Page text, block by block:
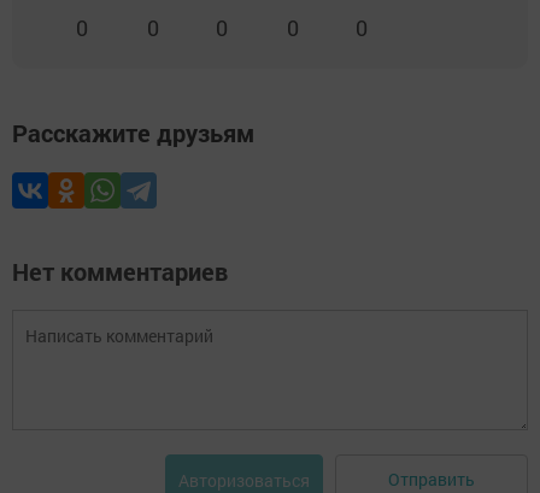
0 0 0 0 0
Расскажите друзьям
Нет комментариев
Авторизоваться Отправить